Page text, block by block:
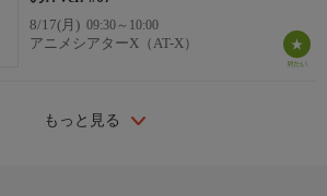
8/17(月) 09:30～10:00
アニメシアターX（AT-X）
もっと見る